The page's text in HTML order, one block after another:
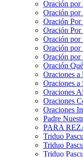
Oración por
Oración por
Oración Por
Oración
Oración
Oración
Oración por
Oración
Oraciones a
Oraciones a
Oraciones
Oraciones
Oraciones
Padre
PARA
Triduo
Triduo
Triduo